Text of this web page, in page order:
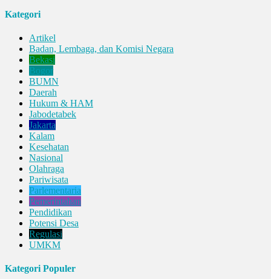
Kategori
Artikel
Badan, Lembaga, dan Komisi Negara
Bekasi
Bogor
BUMN
Daerah
Hukum & HAM
Jabodetabek
Jakarta
Kalam
Kesehatan
Nasional
Olahraga
Pariwisata
Parlementaria
Pemerintahan
Pendidikan
Potensi Desa
Regulasi
UMKM
Kategori Populer